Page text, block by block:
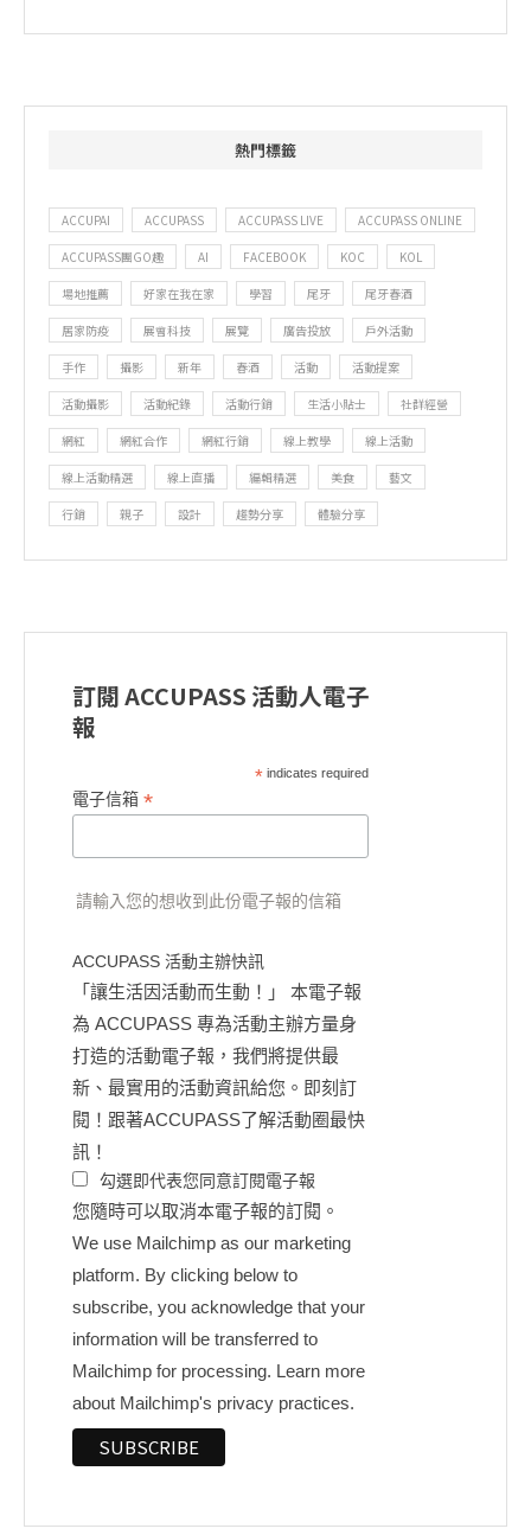
熱門標籤
ACCUPAI ACCUPASS ACCUPASS LIVE ACCUPASS ONLINE
ACCUPASS團GO趣 AI FACEBOOK KOC KOL
場地推薦 好家在我在家 學習 尾牙 尾牙春酒
居家防疫 展會科技 展覽 廣告投放 戶外活動
手作 攝影 新年 春酒 活動 活動提案
活動攝影 活動紀錄 活動行銷 生活小貼士 社群經營
網紅 網紅合作 網紅行銷 線上教學 線上活動
線上活動精選 線上直播 編輯精選 美食 藝文
行銷 親子 設計 趨勢分享 體驗分享
訂閱 ACCUPASS 活動人電子
報
*indicates required
電子信箱 *
請輸入您的想收到此份電子報的信箱
ACCUPASS 活動主辦快訊
「讓生活因活動而生動！」 本電子報
為 ACCUPASS 專為活動主辦方量身
打造的活動電子報，我們將提供最
新、最實用的活動資訊給您。即刻訂
閱！跟著ACCUPASS了解活動圈最快
訊！
勾選即代表您同意訂閱電子報
您隨時可以取消本電子報的訂閱。
We use Mailchimp as our marketing
platform. By clicking below to
subscribe, you acknowledge that your
information will be transferred to
Mailchimp for processing. Learn more
about Mailchimp's privacy practices.